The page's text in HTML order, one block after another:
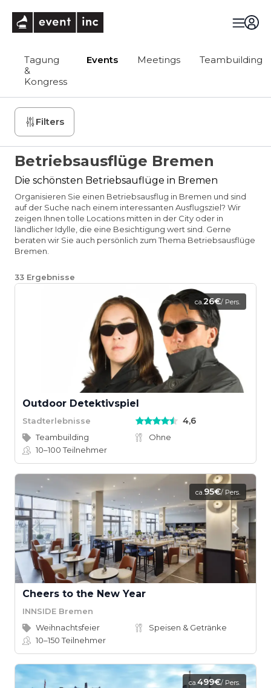
Tagung
&
Kongress
Events Meetings Teambuilding
Filters
Betriebsausflüge Bremen
Die schönsten Betriebsauflüge in Bremen
Organisieren Sie einen Betriebsausflug in Bremen und sind
auf der Suche nach einem interessanten Ausflugsziel? Wir
zeigen Ihnen tolle Locations mitten in der City oder in
ländlicher Idylle, die eine Besichtigung wert sind. Gerne
beraten wir Sie auch persönlich zum Thema Betriebsausflüge
Bremen.
33 Ergebnisse
ca.26€/ Pers.
Outdoor Detektivspiel
Stadterlebnisse 4,6
Teambuilding
Ohne
10–100Teilnehmer
ca.95€/ Pers.
Cheers to the New Year
INNSIDE Bremen
Weihnachtsfeier
Speisen & Getränke
10–150Teilnehmer
ca.499€/ Pers.